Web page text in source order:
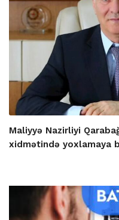
Maliyyə Nazirliyi
xidmətində yoxlamaya